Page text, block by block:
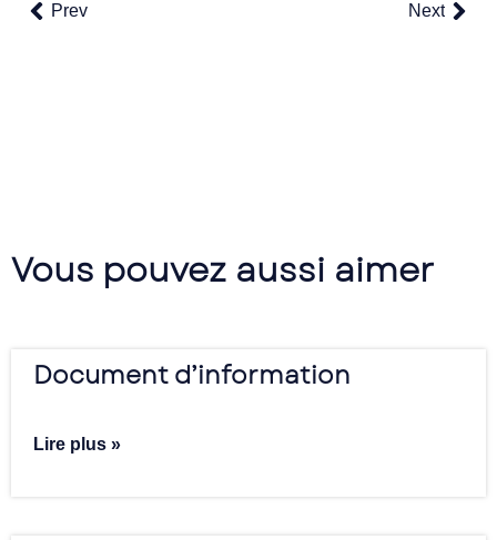
Prev Next
Vous pouvez aussi aimer
Document d’information
Lire plus »